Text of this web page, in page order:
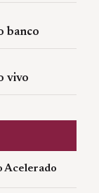
banco
vivo
Acelerado